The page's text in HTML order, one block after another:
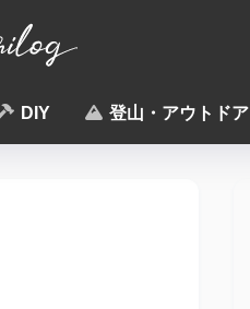
DIY 登山・アウトドア